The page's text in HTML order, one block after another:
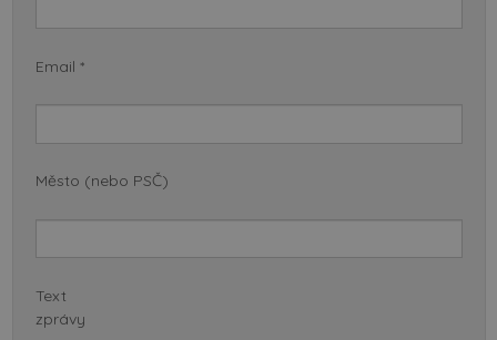
Email *
Město (nebo PSČ)
Text
zprávy